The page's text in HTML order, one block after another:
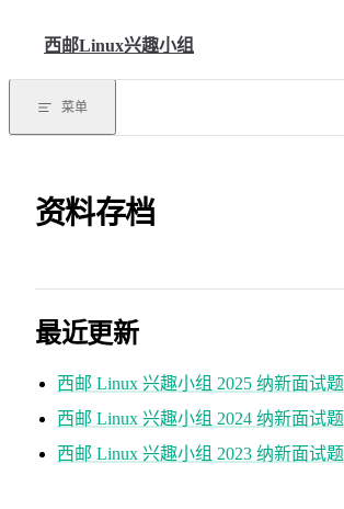
西邮Linux兴趣小组
菜单
资料存档
最近更新
西邮 Linux 兴趣小组 2025 纳新面试题
西邮 Linux 兴趣小组 2024 纳新面试题
西邮 Linux 兴趣小组 2023 纳新面试题